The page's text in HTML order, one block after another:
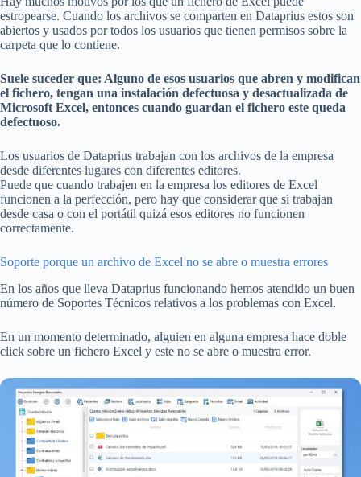
estropearse. Cuando los archivos se comparten en Dataprius estos son
abiertos y usados por todos los usuarios que tienen permisos sobre la
carpeta que lo contiene.
Suele suceder que: Alguno de esos usuarios que abren y modifican
el fichero, tengan una instalación defectuosa y desactualizada de
Microsoft Excel, entonces cuando guardan el fichero este queda
defectuoso.
Los usuarios de Dataprius trabajan con los archivos de la empresa
desde diferentes lugares con diferentes editores.
Puede que cuando trabajen en la empresa los editores de Excel
funcionen a la perfección, pero hay que considerar que si trabajan
desde casa o con el portátil quizá esos editores no funcionen
correctamente.
Soporte porque un archivo de Excel no se abre o muestra errores
En los años que lleva Dataprius funcionando hemos atendido un buen
número de Soportes Técnicos relativos a los problemas con Excel.
En un momento determinado, alguien en alguna empresa hace doble
click sobre un fichero Excel y este no se abre o muestra error.